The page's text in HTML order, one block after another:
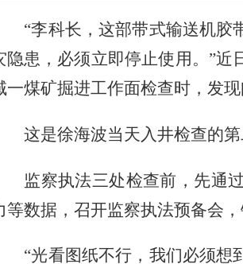
“李科长，这部带式输送机
隐患，必须立即停止使用。”
一煤矿掘进工作面检查时，发
这是徐海波当天入井检查的
监察执法三处检查前，先通
等数据，召开监察执法预备会
“光看图纸不行，我们必须